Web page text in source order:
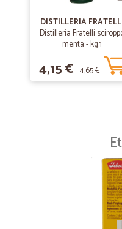
DISTILLERIA
Distilleria Fratelli
menta - kg.1
4,15 € 4,65 €